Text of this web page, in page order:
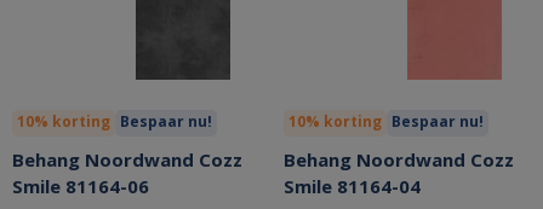
10% korting Bespaar nu!
Behang Noordwand Cozz
Smile 81164-06
10% korting Bespaar nu!
Behang Noordwand Cozz
Smile 81164-04